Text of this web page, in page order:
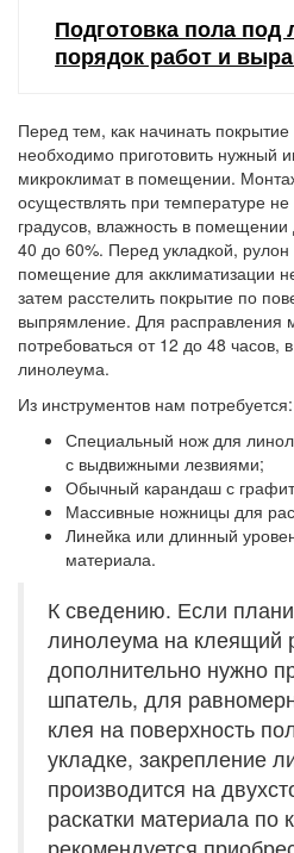
Подготовка пола под
порядок работ и
Перед тем, как начинать
необходимо приготовить нужный
микроклимат в помещении.
осуществлять при температуре
градусов, влажность в
40 до 60%. Перед укладкой,
помещение для акклиматизации
затем расстелить покрытие по
выпрямление. Для расправления
потребоваться от 12 до 48 часов,
линолеума.
Из инструментов нам потребуется:
Специальный нож для
с выдвижными лезвиями;
Обычный карандаш с
Массивные ножницы для
Линейка или длинный
материала.
К сведению. Если
линолеума на клеящий
дополнительно нужно
шпатель, для
клея на поверхность
укладке, закрепление
производится на
раскатки материала по